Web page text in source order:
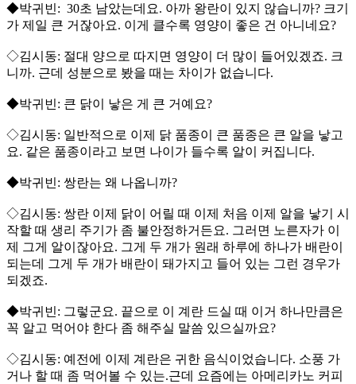
◆박귀빈: 30초 남았는데요. 아까 왕란이 있지 않습니까? 크기
가 제일 큰 거잖아요. 이게 클수록 영양이 좋은 건 아니네요?
◇김시동: 절대 양으로 따지면 영양이 더 많이 들어있겠죠. 크
니까. 근데 성분으로 봤을 때는 차이가 없습니다.
◆박귀빈: 큰 닭이 낳은 게 큰 거예요?
◇김시동: 일반적으로 이제 닭 품종이 큰 품종은 큰 알을 낳고
요. 같은 품종이라고 보면 나이가 들수록 알이 커집니다.
◆박귀빈: 쌍란는 왜 나옵니까?
◇김시동: 쌍란 이제 닭이 어릴 때 이제 처음 이제 알을 낳기 시
작할 때 생리 주기가 좀 불안정하거든요. 그러면 노른자가 이
제 그게 알이잖아요. 그게 두 개가 원래 하루에 하나가 배란이
되는데 그게 두 개가 배란이 돼가지고 들어 있는 그런 경우가
되겠죠.
◆박귀빈: 그렇군요. 끝으로 이 계란 드실 때 이거 하나만큼은
꼭 알고 먹어야 한다 좀 해주실 말씀 있으실까요?
◇김시동: 예전에 이제 계란은 귀한 음식이었습니다. 소풍 가
거나 할 때 좀 먹어볼 수 있는.근데 요즘에는 아메리카노 커피